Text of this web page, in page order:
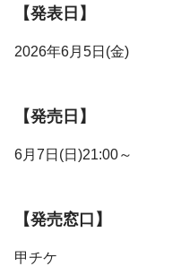
【発表日】
2026年6月5日(金)
【発売日】
6月7日(日)21:00～
【発売窓口】
甲チケ